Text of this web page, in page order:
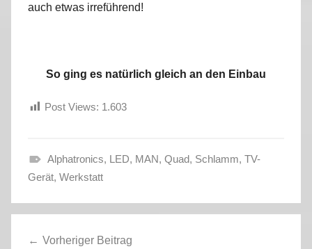
auch etwas irreführend!
So ging es natürlich gleich an den Einbau
Post Views: 1.603
H
r
Alphatronics, LED, MAN, Quad, Schlamm, TV-
Gerät, Werkstatt
Vorheriger Beitrag